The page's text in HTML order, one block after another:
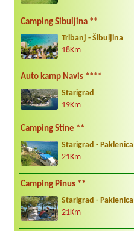
Camping Sibuljina **
Tribanj - Šibuljina
18Km
Auto kamp Navis ****
Starigrad
19Km
Camping Stine **
Starigrad - Paklenica
21Km
Camping Pinus **
Starigrad - Paklenica
21Km